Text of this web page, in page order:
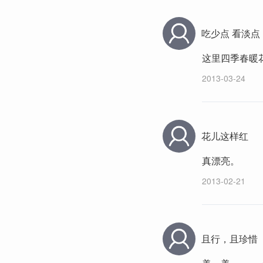
吃少点 看淡点
这里四季春暖
2013-03-24
花儿这样红
真漂亮。
2013-02-21
且行，且珍惜